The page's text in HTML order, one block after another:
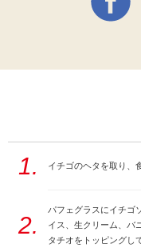
1. イチゴのヘタを取り、
2.
パフェグラスにイチゴ
イス、生クリーム、バ
タチオをトッピングし